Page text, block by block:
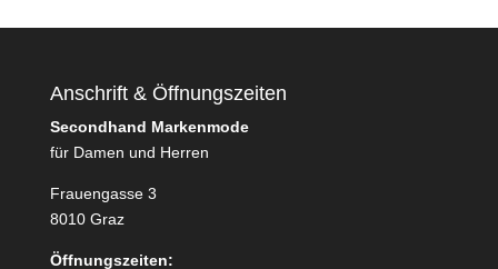
Anschrift & Öffnungszeiten
Secondhand Markenmode
für Damen und Herren
Frauengasse 3
8010 Graz
Öffnungszeiten: